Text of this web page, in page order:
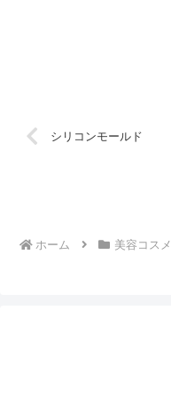
シリコンモールド
ホーム 美容コスメ